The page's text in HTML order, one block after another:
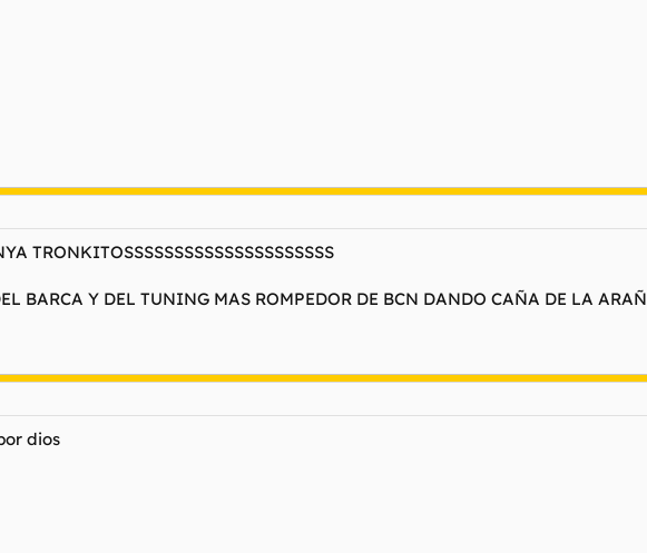
TRONKITOSSSSSSSSSSSSSSSSSSSSS
BARCA Y DEL TUNING MAS ROMPEDOR DE BCN DANDO CAÑA DE LA
dios